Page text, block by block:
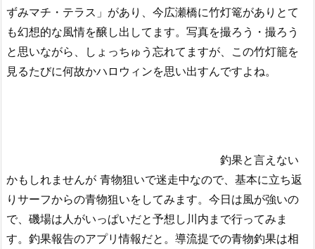
ずみマチ・テラス」があり、今広瀬橋に竹灯篭がありとて
も幻想的な風情を醸し出してます。写真を撮ろう・撮ろう
と思いながら、しょっちゅう忘れてますが、この竹灯籠を
見るたびに何故かハロウィンを思い出すんですよね。
釣果と言えない
かもしれませんが 青物狙いで迷走中なので、基本に立ち返
りサーフからの青物狙いをしてみます。今日は風が強いの
で、磯場は人がいっぱいだと予想し川内まで行ってみま
す。釣果報告のアプリ情報だと。導流提での青物釣果は相